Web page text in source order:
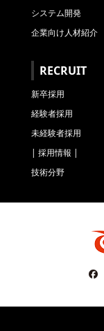
システム開発
企業向け人材紹介
RECRUIT
新卒採用
経験者採用
未経験者採用
| 採用情報 |
技術分野